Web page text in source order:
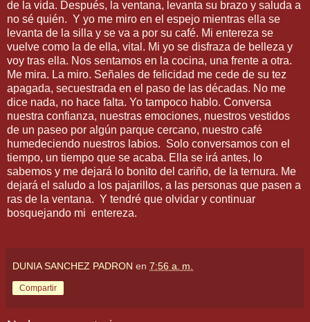
de la vida. Después, la ventana, levanta su brazo y saluda a
no sé quién. Y yo me miro en el espejo mientras ella se
levanta de la silla y se va a por su café. Mi entereza se
vuelve como la de ella, vital. Mi yo se disfraza de belleza y
voy tras ella. Nos sentamos en la cocina, una frente a otra.
Me mira. La miro. Señales de felicidad me cede de su tez
apagada, secuestrada en el paso de las décadas. No me
dice nada, no hace falta. Yo tampoco hablo. Conversa
nuestra confianza, nuestras emociones, nuestros vestidos
de un paseo por algún parque cercano, nuestro café
humedeciendo nuestros labios. Solo conversamos con el
tiempo, un tiempo que se acaba. Ella se irá antes, lo
sabemos y me dejará lo bonito del cariño, de la ternura. Me
dejará el saludo a los pajarillos, a las personas que pasen a
ras de la ventana. Y tendré que olvidar y continuar
bosquejando mi entereza.
DUNIA SANCHEZ PADRON en 7:56 a. m.
Compartir